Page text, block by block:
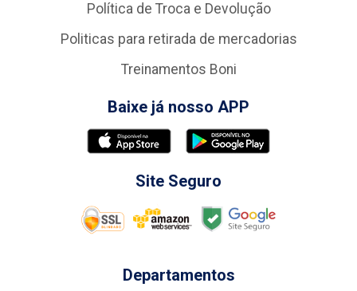
Política de Troca e Devolução
Politicas para retirada de mercadorias
Treinamentos Boni
Baixe já nosso APP
Site Seguro
Departamentos